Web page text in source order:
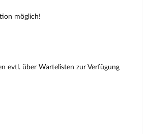
möglich!
evtl. über Wartelisten zur Verfügung